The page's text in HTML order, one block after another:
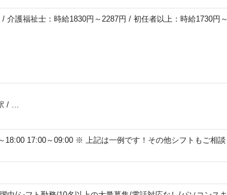
介護福祉士：時給1830円～2287円 / 初任者以上：時給1730円～
/
18:00 17:00～09:00 ※ 上記は一例です！その他シフトもご相談